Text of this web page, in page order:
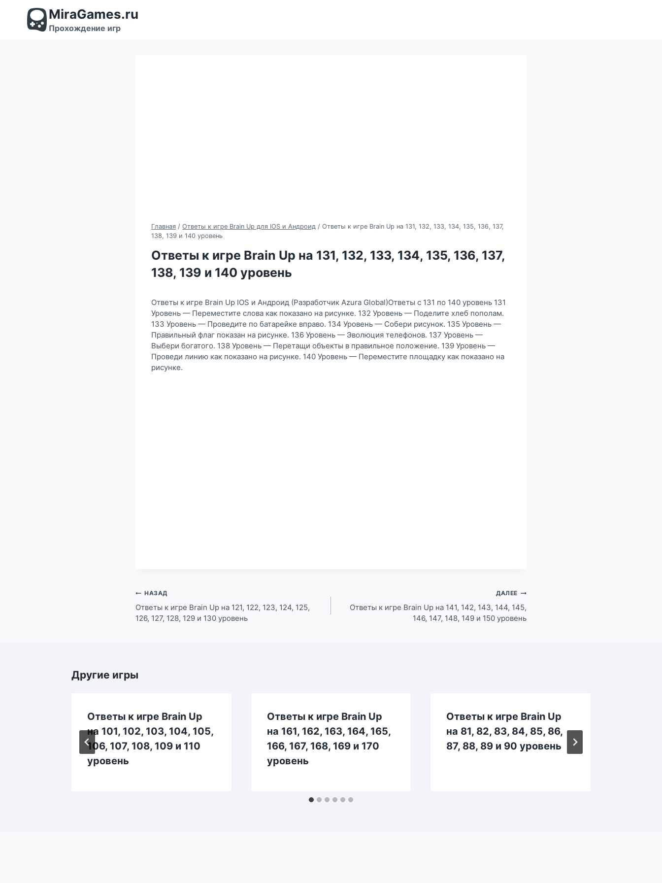
содержимому
MiraGames.ru
Прохождение игр
Главная / Ответы к игре Brain Up для IOS и Андроид / Ответы к игре Brain Up на 131, 132, 133, 134, 135, 136, 137,
138, 139 и 140 уровень
Ответы к игре Brain Up на 131, 132, 133, 134, 135, 136, 137,
138, 139 и 140 уровень
Ответы к игре Brain Up IOS и Андроид (Разработчик Azura Global)Ответы с 131 по 140 уровень 131
Уровень — Переместите слова как показано на рисунке. 132 Уровень — Поделите хлеб пополам.
133 Уровень — Проведите по батарейке вправо. 134 Уровень — Собери рисунок. 135 Уровень —
Правильный флаг показан на рисунке. 136 Уровень — Эволюция телефонов. 137 Уровень —
Выбери богатого. 138 Уровень — Перетащи объекты в правильное положение. 139 Уровень —
Проведи линию как показано на рисунке. 140 Уровень — Переместите площадку как показано на
рисунке.
Навигация
по
записям
НАЗАД
Ответы к игре Brain Up на 121, 122, 123, 124, 125,
126, 127, 128, 129 и 130 уровень
ДАЛЕЕ
Ответы к игре Brain Up на 141, 142, 143, 144, 145,
146, 147, 148, 149 и 150 уровень
Другие игры
Ответы к игре Brain Up
на 101, 102, 103, 104, 105,
106, 107, 108, 109 и 110
уровень
Ответы к игре Brain Up
на 161, 162, 163, 164, 165,
166, 167, 168, 169 и 170
уровень
Ответы к игре Brain Up
на 81, 82, 83, 84, 85, 86,
87, 88, 89 и 90 уровень